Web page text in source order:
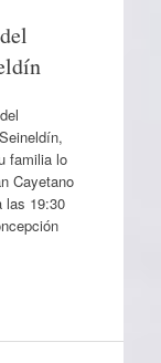
familia lo
Cayetano
las 19:30